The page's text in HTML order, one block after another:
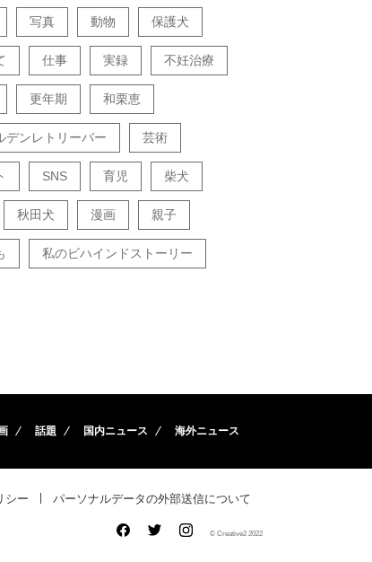
写真 動物 保護犬
仕事 実録 不妊治療
更年期 和栗恵
デンレトリーバー 芸術
SNS 育児 柴犬
秋田犬 漫画 親子
私のビハインドストーリー
話題 国内ニュース 海外ニュース
シー パーソナルデータの外部送信について
© Creative2 2022